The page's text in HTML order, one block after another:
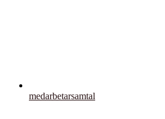
medarbetarsamtal